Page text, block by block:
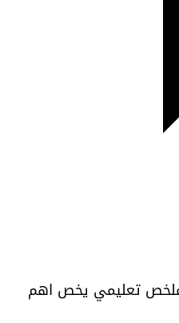
تعليمي يخص اهم